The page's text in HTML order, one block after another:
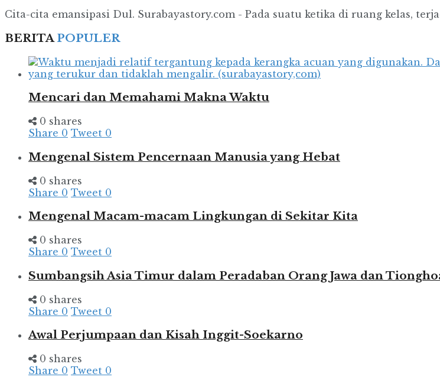
Cita-cita emansipasi Dul. Surabayastory.com - Pada suatu ketika di ruang kelas,
BERITAPOPULER
Mencari dan Memahami Makna Waktu
0 shares
Share 0 Tweet 0
Mengenal Sistem Pencernaan Manusia yang Hebat
0 shares
Share 0 Tweet 0
Mengenal Macam-macam Lingkungan di Sekitar Kita
0 shares
Share 0 Tweet 0
Sumbangsih Asia Timur dalam Peradaban Orang Jawa dan
0 shares
Share 0 Tweet 0
Awal Perjumpaan dan Kisah Inggit-Soekarno
0 shares
Share 0 Tweet 0